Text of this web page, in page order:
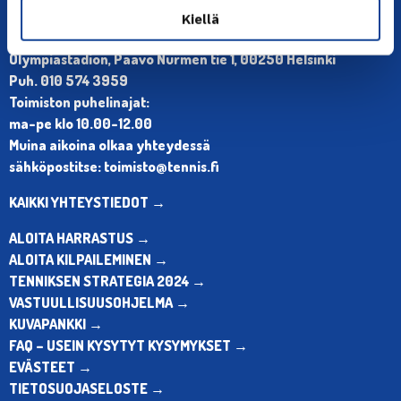
Kiellä
Olympiastadion, Paavo Nurmen tie 1, 00250 Helsinki
Puh. 010 574 3959
Toimiston puhelinajat:
ma-pe klo 10.00-12.00
Muina aikoina olkaa yhteydessä
sähköpostitse: toimisto@tennis.fi
KAIKKI YHTEYSTIEDOT →
ALOITA HARRASTUS →
ALOITA KILPAILEMINEN →
TENNIKSEN STRATEGIA 2024 →
VASTUULLISUUSOHJELMA →
KUVAPANKKI →
FAQ – USEIN KYSYTYT KYSYMYKSET →
EVÄSTEET →
TIETOSUOJASELOSTE →